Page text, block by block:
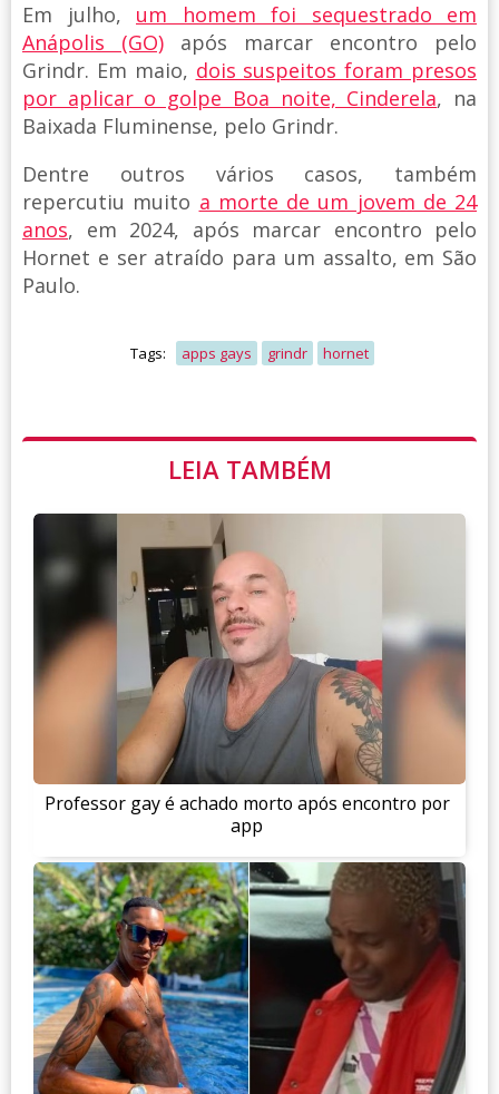
Em julho, um homem foi sequestrado em
Anápolis (GO) após marcar encontro pelo
Grindr. Em maio, dois suspeitos foram presos
por aplicar o golpe Boa noite, Cinderela, na
Baixada Fluminense, pelo Grindr.
Dentre outros vários casos, também
repercutiu muito a morte de um jovem de 24
anos, em 2024, após marcar encontro pelo
Hornet e ser atraído para um assalto, em São
Paulo.
Tags: apps gays grindr hornet
LEIA TAMBÉM
Professor gay é achado morto após encontro por
app